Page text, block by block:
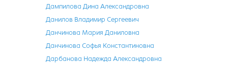
Дампилова Дина Александровна
Данилов Владимир Сергеевич
Данчинова Мария Даниловна
Данчинова Софья Константиновна
Дарбанова Надежда Александровна